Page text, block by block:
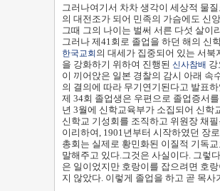
그러나여기서 차차 생각이 세상적 물
의 대전조가 되어 민족의 가슴에도 신
그때 그의 나이는 벌써 서른 다섯 살이
그러나 제41회로 졸업을 하던 해의 신
한국교회의 대세가 집중되어 있는 서
을 강화하기 위하여 진행된 신사참배
이 끼어앉은 일본 경찰의 감시 아래 속
의 결의에 따라 무기연기된다고 발표
제 34회 졸업생은 우편으로 졸업증서
년 3월에 신학교육부가 소집되어 신학
신학교 기성회를 조직하고 위원장 채
이리하여, 1901년부터 시작하였던 장
총회는 실제로 황민화된 이질적 기독
말해주고 있다.그것은 사실이다. 그렇
은 일이었지만 호랑이를 잡으려면 호
지 않았다. 이렇게 졸업을 하고 곧 목사